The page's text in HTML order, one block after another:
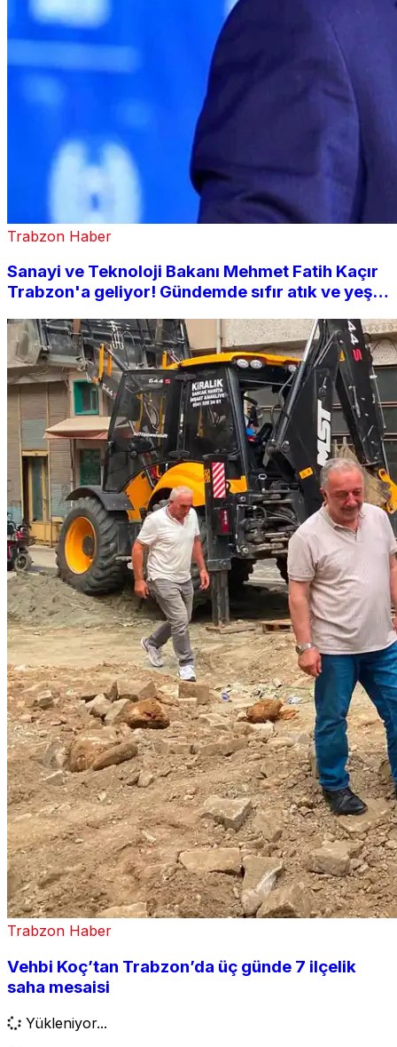
Trabzon Haber
Sanayi ve Teknoloji Bakanı Mehmet Fatih Kaçır
Trabzon'a geliyor! Gündemde sıfır atık ve yeşil
Trabzon Haber
Vehbi Koç’tan Trabzon’da üç günde 7 ilçelik
saha mesaisi
Yükleniyor...